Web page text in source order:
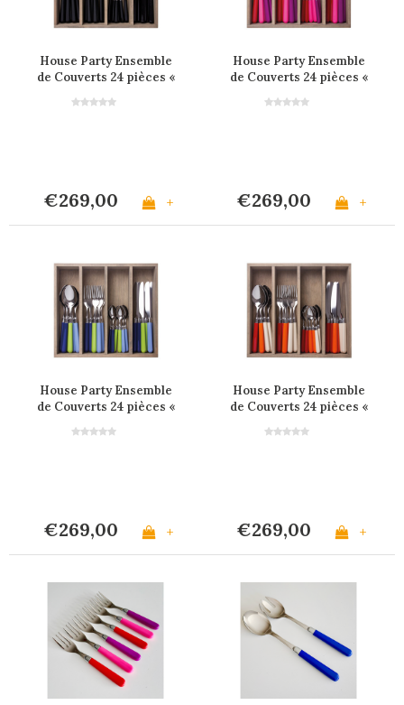
House Party Ensemble
de Couverts 24 pièces «
€269,00 +
House Party Ensemble
de Couverts 24 pièces «
€269,00 +
House Party Ensemble
de Couverts 24 pièces «
€269,00 +
House Party Ensemble
de Couverts 24 pièces «
€269,00 +